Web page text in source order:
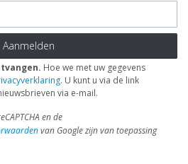
Aanmelden
Hoe we met uw gegevens
. U kunt u via de link
via e-mail.
en de
van Google zijn van toepassing